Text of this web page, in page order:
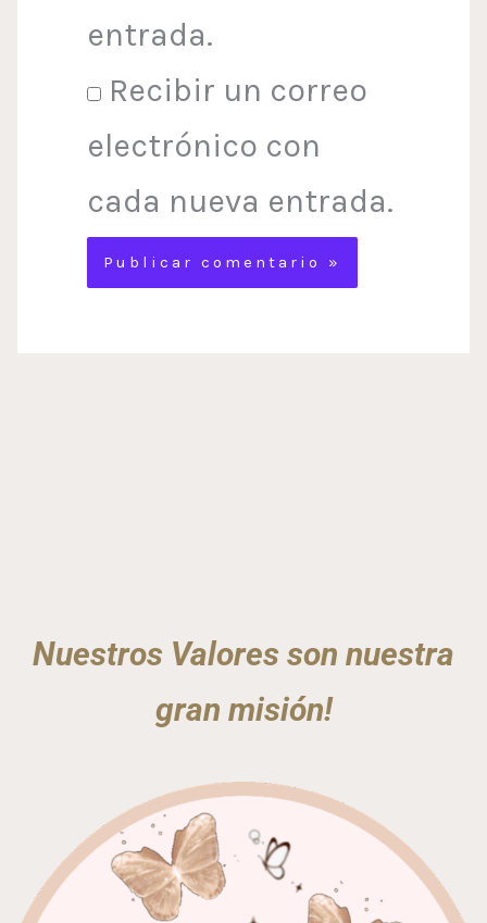
entrada.
Recibir un correo
electrónico con
cada nueva entrada.
Nuestros Valores son nuestra
gran misión!